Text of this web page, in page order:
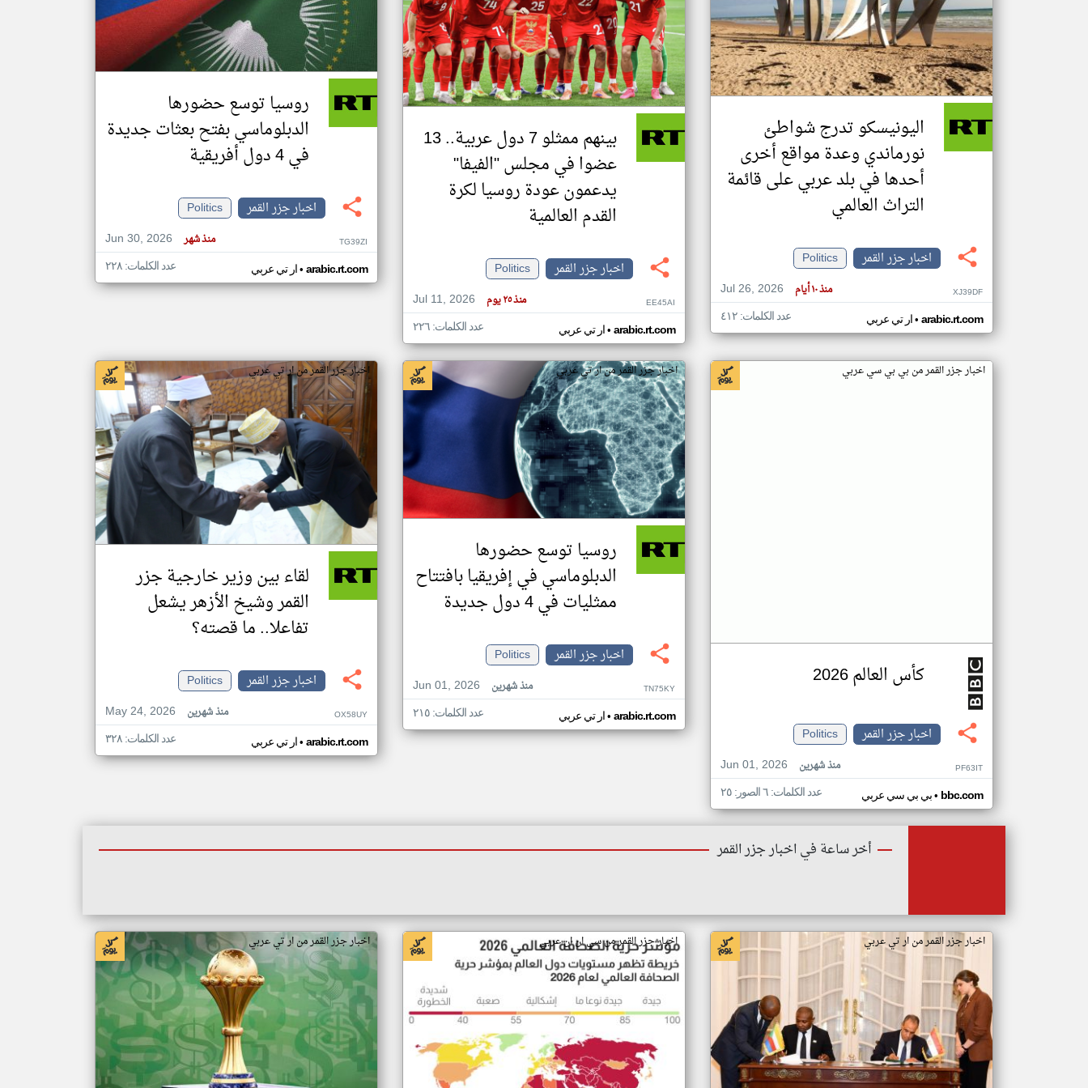
تغيير الدولة
اخبار جزر القمر على مدار الساعة
أهم اخبار جزر القمر العاجلة والمباشرة
اليونيسكو تدرج شواطئ
نورماندي وعدة مواقع أخرى
أحدها في بلد عربي على قائمة
التراث العالمي
اخبار جزر القمر
Politics
Jul 26, 2026
منذ ١٠ أيام XJ39DF
ار تي عربي• arabic.rt.com عدد الكلمات: ٤١٢
بينهم ممثلو 7 دول عربية.. 13
عضوا في مجلس "الفيفا"
يدعمون عودة روسيا لكرة
القدم العالمية
اخبار جزر القمر
Politics
Jul 11, 2026
منذ ٢٥ يوم EE45AI
ار تي عربي• arabic.rt.com عدد الكلمات: ٢٢٦
روسيا توسع حضورها
الدبلوماسي بفتح بعثات جديدة
في 4 دول أفريقية
اخبار جزر القمر
Politics
Jun 30, 2026
منذ شهر TG39ZI
ار تي عربي• arabic.rt.com عدد الكلمات: ٢٢٨
اخبار جزر القمر من بي بي سي عربي
كأس العالم 2026
اخبار جزر القمر
Politics
Jun 01, 2026
منذ شهرين PF63IT
بي بي سي عربي• bbc.com عدد الكلمات: ٦ الصور: ٢٥
اخبار جزر القمر من ار تي عربي
روسيا توسع حضورها
الدبلوماسي في إفريقيا بافتتاح
ممثليات في 4 دول جديدة
اخبار جزر القمر
Politics
Jun 01, 2026
منذ شهرين TN75KY
ار تي عربي• arabic.rt.com عدد الكلمات: ٢١٥
اخبار جزر القمر من ار تي عربي
لقاء بين وزير خارجية جزر
القمر وشيخ الأزهر يشعل
تفاعلا.. ما قصته؟
اخبار جزر القمر
Politics
May 24, 2026
منذ شهرين OX58UY
ار تي عربي• arabic.rt.com عدد الكلمات: ٣٢٨
أخر ساعة في اخبار جزر القمر
اخبار جزر القمر من ار تي عربي اخبار جزر القمر من سي ان ان عربي اخبار جزر القمر من ار تي عربي
klyoum.com